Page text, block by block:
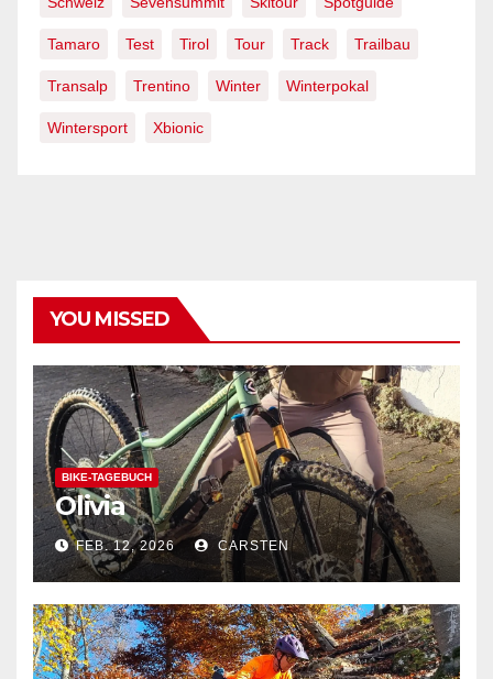
Tamaro Test Tirol Tour Track Trailbau
Transalp Trentino Winter Winterpokal
Wintersport Xbionic
YOU MISSED
BIKE-TAGEBUCH
Olivia
FEB. 12, 2026 CARSTEN